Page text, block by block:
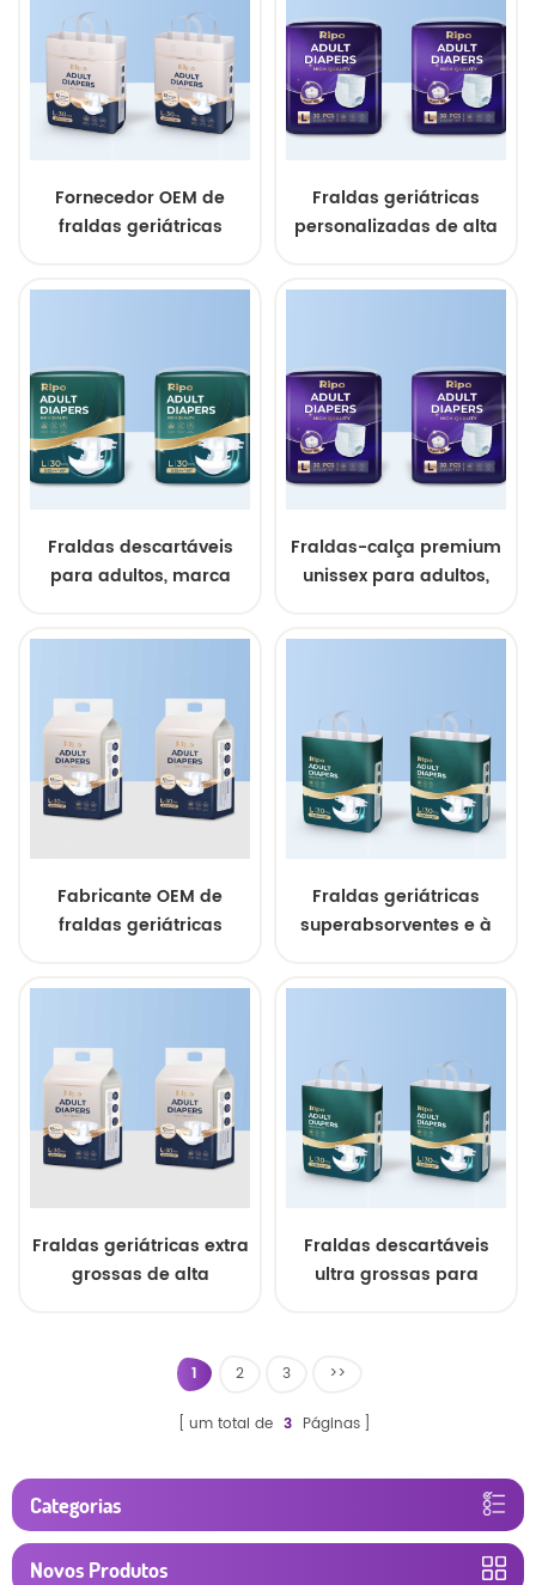
Fornecedor OEM de
fraldas geriátricas
Fraldas geriátricas
personalizadas de alta
grátis
Fraldas descartáveis
para adultos, marca
íntima absorvente.
Fraldas-calça premium
unissex para adultos,
Fabricante OEM de
fraldas geriátricas
para atacado
Fraldas geriátricas
superabsorventes e à
para venda por atacado.
Fraldas geriátricas extra
grossas de alta
Fraldas descartáveis
ultra grossas para
1 2 3 >>
um total de 3 Páginas
Categorias
Novos Produtos